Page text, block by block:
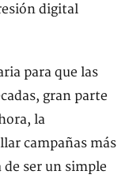
digital
para que las
gran parte
la
campañas más
ser un simple